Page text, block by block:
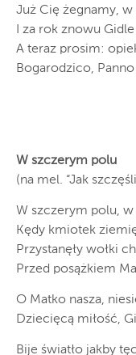
Już Cię żegnamy,
I za rok znowu
A teraz prosim:
Bogarodzico,
W szczerym polu
(na mel. “Jak
W szczerym polu, w
Kędy kmiotek
Przystanęły wołki
Przed posążkiem
O Matko nasza,
Dziecięcą miłość,
Bije światło jakby